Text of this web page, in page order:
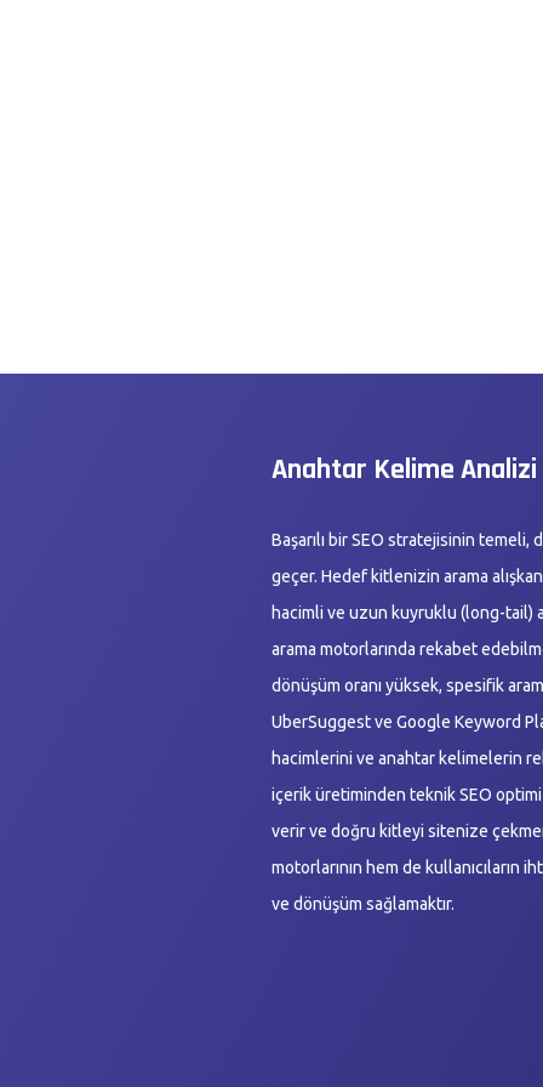
Anahtar Kelime Analizi
Başarılı bir SEO stratejisinin
geçer. Hedef kitlenizin arama
hacimli ve uzun kuyruklu (long-tail)
arama motorlarında rekabet
dönüşüm oranı yüksek, spesifik
UberSuggest ve Google Keyword
hacimlerini ve anahtar kelimelerin
içerik üretiminden teknik SEO
verir ve doğru kitleyi sitenize
motorlarının hem de kullanıcıların
ve dönüşüm sağlamaktır.